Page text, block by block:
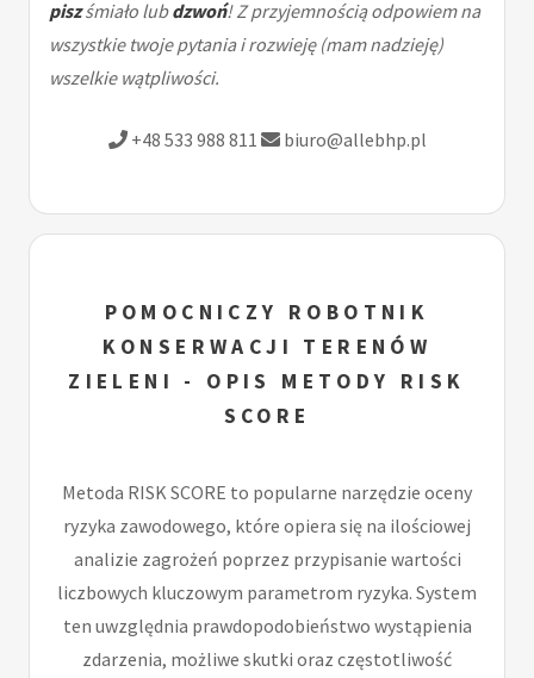
piszśmiało lubdzwoń! Z przyjemnością odpowiem na
wszystkie twoje pytania i rozwieję (mam nadzieję)
wszelkie wątpliwości.
+48 533 988 811 biuro@allebhp.pl
POMOCNICZY ROBOTNIK
KONSERWACJI TERENÓW
ZIELENI - OPIS METODY RISK
SCORE
Metoda RISK SCORE to popularne narzędzie oceny
ryzyka zawodowego, które opiera się na ilościowej
analizie zagrożeń poprzez przypisanie wartości
liczbowych kluczowym parametrom ryzyka. System
ten uwzględnia prawdopodobieństwo wystąpienia
zdarzenia, możliwe skutki oraz częstotliwość